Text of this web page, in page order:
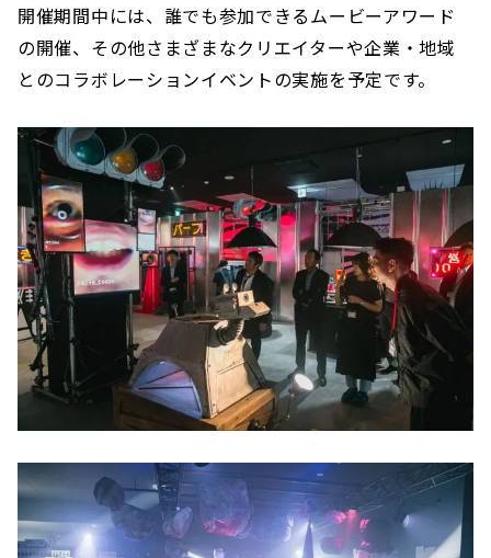
開催期間中には、誰でも参加できるムービーアワード
の開催、その他さまざまなクリエイターや企業・地域
とのコラボレーションイベントの実施を予定です。